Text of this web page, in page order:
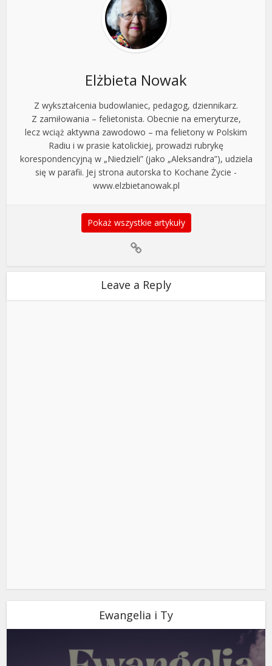
Elżbieta Nowak
Z wykształcenia budowlaniec, pedagog, dziennikarz.
Z zamiłowania – felietonista. Obecnie na emeryturze,
lecz wciąż aktywna zawodowo – ma felietony w Polskim
Radiu i w prasie katolickiej, prowadzi rubrykę
korespondencyjną w „Niedzieli” (jako „Aleksandra”), udziela
się w parafii. Jej strona autorska to Kochane Życie -
www.elzbietanowak.pl
Pokaż wszystkie artykuły
Leave a Reply
Ewangelia i Ty